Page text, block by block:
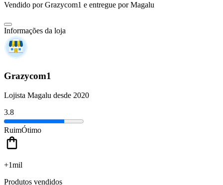
Vendido porGrazycom1 e entregue por Magalu
Informações da loja
Grazycom1
Lojista Magalu desde 2020
3.8
RuimÓtimo
+1mil
Produtos vendidos